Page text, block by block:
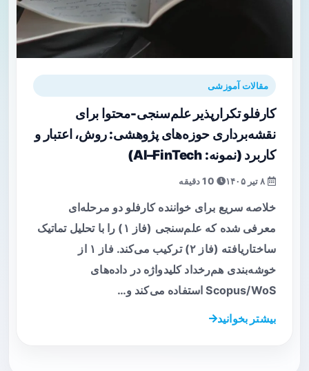
مقالات آموزشی
کارفلو تکرارپذیر علم‌سنجی-محتوا برای
نقشه‌برداری حوزه‌های پژوهشی: روش، اعتبار و
کاربرد (نمونه: AI–FinTech)
خلاصه سریع برای خواننده کارفلو دو مرحله‌ای
معرفی شده که علم‌سنجی (فاز ۱) را با تحلیل تماتیک
ساختاریافته (فاز ۲) ترکیب می‌کند. فاز ۱ از
خوشه‌بندی هم‌رخداد کلیدواژه در داده‌های
Scopus/WoS استفاده می‌کند و…
بیشتر بخوانید